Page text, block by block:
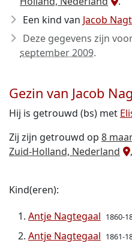
Een kind van Jacob
Deze gegevens zijn
september 2009.
Gezin van Jacob
Hij is getrouwd (bs) met
Zij zijn getrouwd op 8
Zuid-Holland, Nederland
Kind(eren):
Antje Nagtegaal 1860-
Antje Nagtegaal 1861-